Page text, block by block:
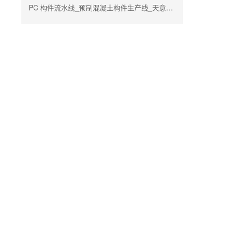
PC 构件流水线_预制混凝土构件生产线_天意机械生产厂家